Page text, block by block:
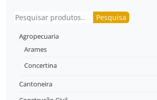
Pesquisar Pesquisa
Agropecuaria
Arames
Concertina
Cantoneira